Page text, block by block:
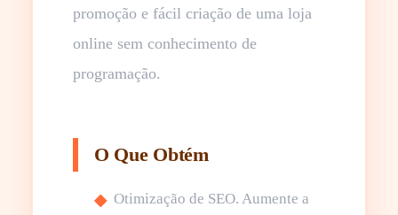
promoção e fácil criação de uma loja
online sem conhecimento de
programação.
O Que Obtém
Otimização de SEO. Aumente a